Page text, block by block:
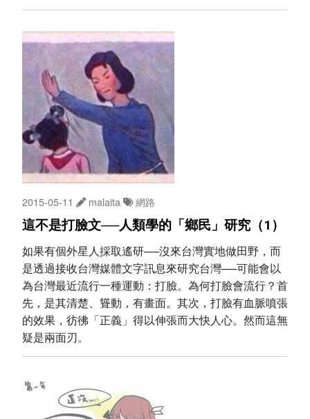
2015-05-11 malaita 網路
這不是打臉文──人類學的「鄉民」研究（1）
如果有個外星人採取遙研──沒來台灣實地做田野，而
是透過接收台灣媒體文字訊息來研究台灣──可能會以
為台灣最近流行一種運動：打臉。為何打臉會流行？首
先，是其清楚、聳動，有畫面。其次，打臉有血脈噴張
的效果，彷彿「正義」得以伸張而大快人心。然而這無
疑是兩面刃。